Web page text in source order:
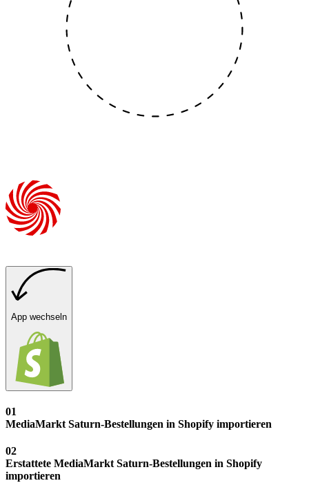
App wechseln
01
MediaMarkt Saturn-Bestellungen in Shopify importieren
02
Erstattete MediaMarkt Saturn-Bestellungen in Shopify
importieren